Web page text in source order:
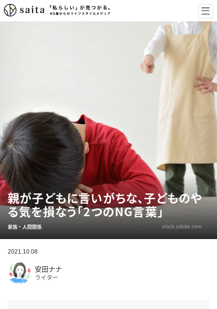
親が子どもに言いがちな、子どものや
る気を損なう「2つのNG言葉」
家族・人間関係 stock.adobe.com
2021.10.08
安田ナナ
ライター